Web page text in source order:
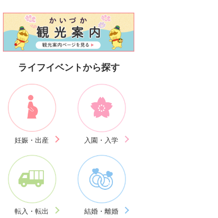
ライフイベントから探す
妊娠・出産 入園・入学
転入・転出 結婚・離婚